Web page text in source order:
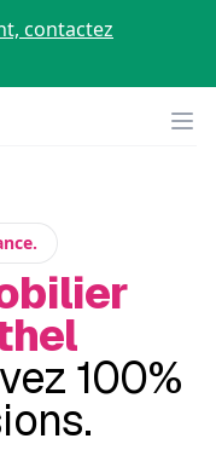
contactez
100%